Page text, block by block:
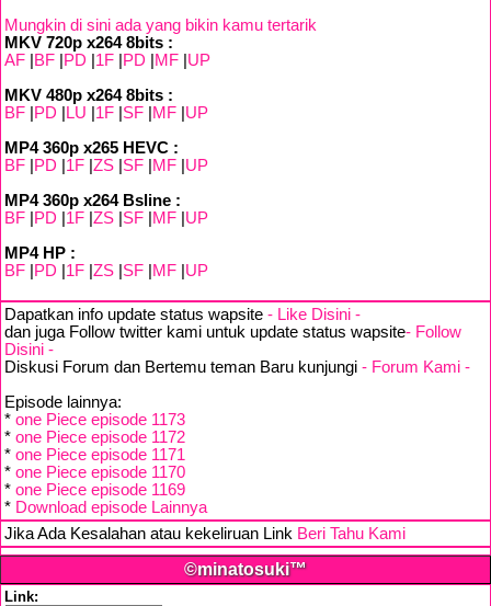
Mungkin di sini ada yang bikin kamu tertarik
MKV 720p x264 8bits :
AF
BF PD 1F PD MF UP
MKV 480p x264 8bits :
BF
PD LU 1F SF MF UP
MP4 360p x265 HEVC :
BF
PD 1F ZS SF MF UP
MP4 360p x264 Bsline :
BF
PD 1F ZS SF MF UP
MP4 HP :
BF
PD 1F ZS SF MF UP
Dapatkan info update status wapsite - Like Disini -
dan juga Follow twitter kami untuk update status wapsite- Follow
Disini -
Diskusi Forum dan Bertemu teman Baru kunjungi - Forum Kami -
Episode lainnya:
* one Piece episode 1173
* one Piece episode 1172
* one Piece episode 1171
* one Piece episode 1170
* one Piece episode 1169
* Download episode Lainnya
Jika Ada Kesalahan atau kekeliruan Link Beri Tahu Kami
©minatosuki™
Link: